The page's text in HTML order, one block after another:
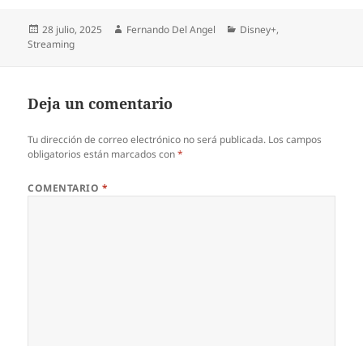
Publicado
el
28 julio, 2025 Autor
Fernando Del Angel Categorías
Disney+,
Streaming
Deja un comentario
Tu dirección de correo electrónico no será publicada. Los campos
obligatorios están marcados con*
COMENTARIO *